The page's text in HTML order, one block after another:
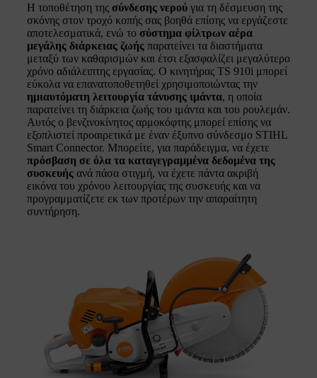
Η τοποθέτηση της σύνδεσης νερού για τη δέσμευση της
σκόνης στον τροχό κοπής σας βοηθά επίσης να εργάζεστε
αποτελεσματικά, ενώ το σύστημα φίλτρων αέρα
μεγάλης διάρκειας ζωής παρατείνει τα διαστήματα
μεταξύ των καθαρισμών και έτσι εξασφαλίζει μεγαλύτερο
χρόνο αδιάλειπτης εργασίας. Ο κινητήρας TS 910i μπορεί
εύκολα να επανατοποθετηθεί χρησιμοποιώντας την
ημιαυτόματη λειτουργία τάνυσης ιμάντα, η οποία
παρατείνει τη διάρκεια ζωής του ιμάντα και του ρουλεμάν.
Αυτός ο βενζινοκίνητος αρμοκόφτης μπορεί επίσης να
εξοπλιστεί προαιρετικά με έναν έξυπνο σύνδεσμο STIHL
Smart Connector. Μπορείτε, για παράδειγμα, να έχετε
πρόσβαση σε όλα τα καταγεγραμμένα δεδομένα της
συσκευής ανά πάσα στιγμή, να έχετε πάντα ακριβή
εικόνα του χρόνου λειτουργίας της συσκευής και να
προγραμματίζετε εκ των προτέρων την απαραίτητη
συντήρηση.